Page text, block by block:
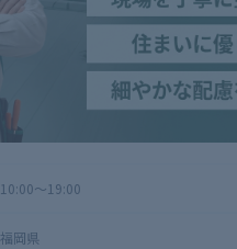
10:00～19:00
福岡県